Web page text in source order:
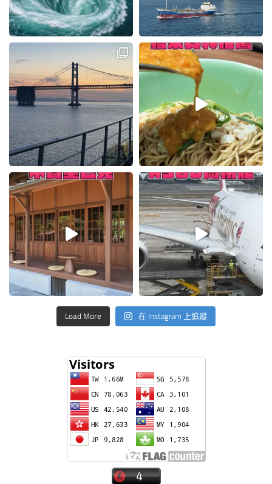
Load More 在 Instagram 上追蹤